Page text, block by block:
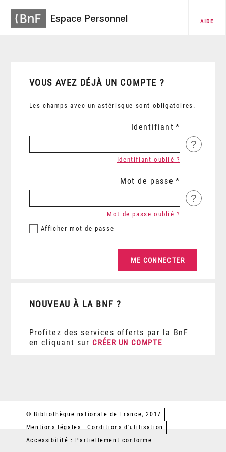
Espace Personnel AIDE
VOUS AVEZ DÉJÀ UN COMPTE ?
Les champs avec un astérisque sont obligatoires.
Identifiant
?
Identifiant oublié ?
Mot de passe
?
Afficher mot de passe
Mot de passe oublié ?
NOUVEAU À LA BNF ?
Profitez des services offerts par la BnF
en cliquant sur CRÉER UN COMPTE
© Bibliothèque nationale de France, 2017
Mentions légales
Conditions d'utilisation
Accessibilité : Partiellement conforme